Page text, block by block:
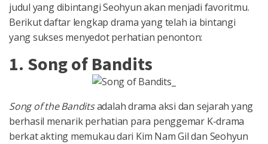
judul yang dibintangi Seohyun akan menjadi favoritmu.
Berikut daftar lengkap drama yang telah ia bintangi
yang sukses menyedot perhatian penonton:
1. Song of Bandits
Song of the Banditsadalah drama aksi dan sejarah yang
berhasil menarik perhatian para penggemar K-drama
berkat akting memukau dari Kim Nam Gil dan Seohyun